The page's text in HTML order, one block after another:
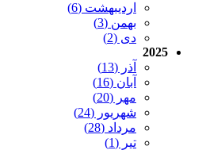
اردیبهشت (6)
بهمن (3)
دی (2)
2025
آذر (13)
آبان (16)
مهر (20)
شهریور (24)
مرداد (28)
تیر (1)